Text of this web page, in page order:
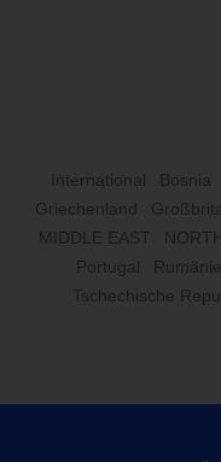
International Bosnia
Griechenland
MIDDLE EAST
Portugal
Tschechische